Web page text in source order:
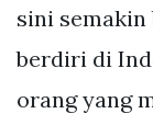
sini semakin
berdiri di
orang yang